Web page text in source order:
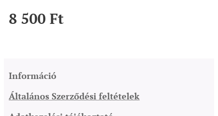
8 500 Ft
Információ
Általános Szerződési feltételek